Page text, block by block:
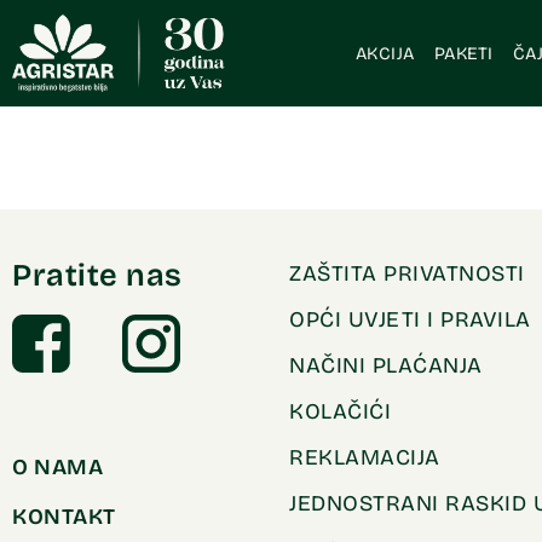
AKCIJA PAKETI
Pratite nas
O NAMA
KONTAKT
ZAŠTITA PRIVATNOSTI
OPĆI UVJETI I PRAVILA
NAČINI PLAĆANJA
KOLAČIĆI
REKLAMACIJA
JEDNOSTRANI RASKID